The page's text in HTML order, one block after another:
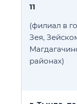
11
(филиал в
Зея,
районах)